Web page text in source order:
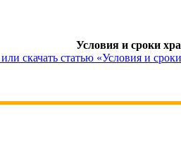
Условия и сроки
скачать статью «Условия и